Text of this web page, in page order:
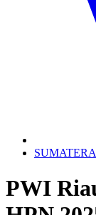
SUMATERA
PWI